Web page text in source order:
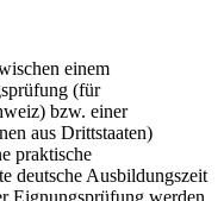
einem
(für
bzw. einer
aus Drittstaaten)
praktische
deutsche Ausbildungszeit
Eignungsprüfung werden